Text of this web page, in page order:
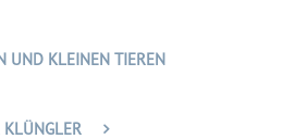
UND KLEINEN TIEREN
KLÜNGLER